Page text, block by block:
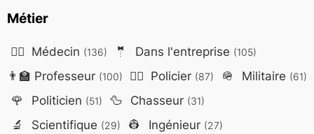
Métier
👨‍⚕️ Médecin (136) 🤵 Dans l'entreprise (105)
👨‍🏫 Professeur (100) 👮‍♂️ Policier (87) 🪖 Militaire (61)
🌹 Politicien (51) 🦆 Chasseur (31)
🔬 Scientifique (29) 👷 Ingénieur (27)